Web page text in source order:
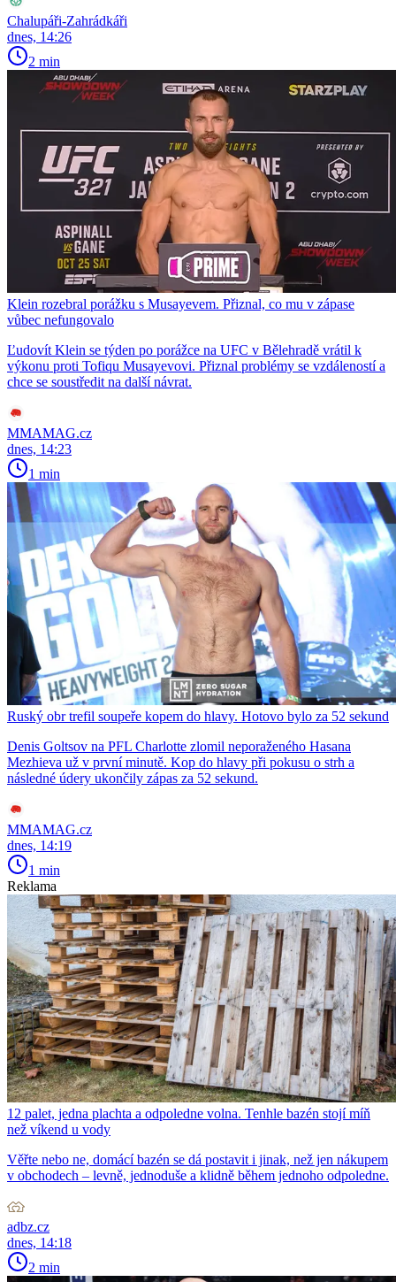
Chalupáři-Zahrádkáři
dnes, 14:26
2 min
Klein rozebral porážku s Musayevem. Přiznal, co mu v zápase
vůbec nefungovalo
Ľudovít Klein se týden po porážce na UFC v Bělehradě vrátil k
výkonu proti Tofiqu Musayevovi. Přiznal problémy se vzdáleností a
chce se soustředit na další návrat.
MMAMAG.cz
dnes, 14:23
1 min
Ruský obr trefil soupeře kopem do hlavy. Hotovo bylo za 52 sekund
Denis Goltsov na PFL Charlotte zlomil neporaženého Hasana
Mezhieva už v první minutě. Kop do hlavy při pokusu o strh a
následné údery ukončily zápas za 52 sekund.
MMAMAG.cz
dnes, 14:19
1 min
Reklama
12 palet, jedna plachta a odpoledne volna. Tenhle bazén stojí míň
než víkend u vody
Věřte nebo ne, domácí bazén se dá postavit i jinak, než jen nákupem
v obchodech – levně, jednoduše a klidně během jednoho odpoledne.
adbz.cz
dnes, 14:18
2 min